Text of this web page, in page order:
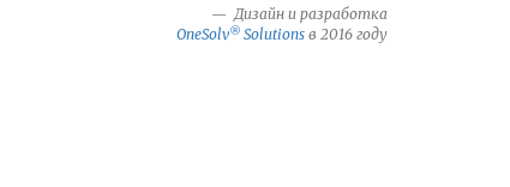
Дизайн и разработка
OneSolv® Solutions в 2016 году